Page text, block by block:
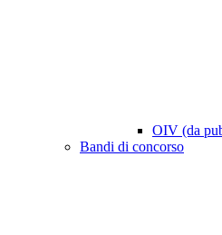
OIV (da
Bandi di concorso